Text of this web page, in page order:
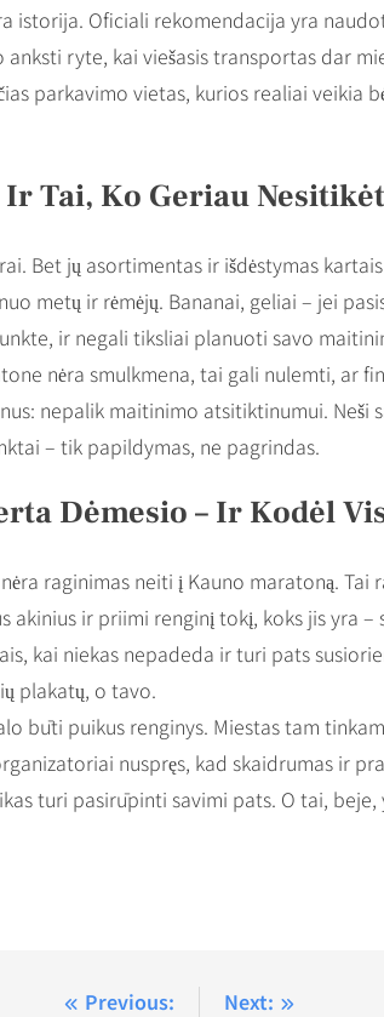
istorija. Oficiali rekomendacija yra
ryte, kai viešasis transportas dar
parkavimo vietas, kurios realiai veikia
Tai, Ko Geriau
Bet jų asortimentas ir išdėstymas
metų ir rėmėjų. Bananai, geliai – jei
ir negali tiksliai planuoti savo
nėra smulkmena, tai gali nulemti, ar
nepalik maitinimo atsitiktinumui. Neši
– tik papildymas, ne pagrindas.
Dėmesio – Ir Kodėl
raginimas neiti į Kauno maratoną.
akinius ir priimi renginį tokį, koks jis yra –
kai niekas nepadeda ir turi pats
plakatų, o tavo.
būti puikus renginys. Miestas tam
nuspręs, kad skaidrumas ir
turi pasirūpinti savimi pats. O tai,
Previous:
Next: